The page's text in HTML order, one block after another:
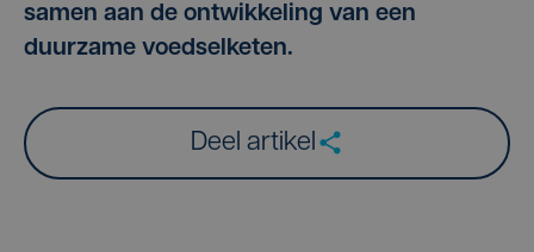
samen aan de ontwikkeling van een
duurzame voedselketen.
Deel artikel